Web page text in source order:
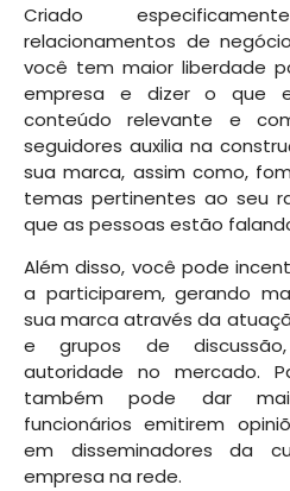
Criado
relacionamentos de
você tem maior liberdade
empresa e dizer o que
conteúdo relevante e
seguidores auxilia na
sua marca, assim como,
temas pertinentes ao seu
que as pessoas estão
Além disso, você pode
a participarem, gerando
sua marca através da
e grupos de
autoridade no mercado.
também pode dar
funcionários emitirem
em disseminadores da
empresa na rede.